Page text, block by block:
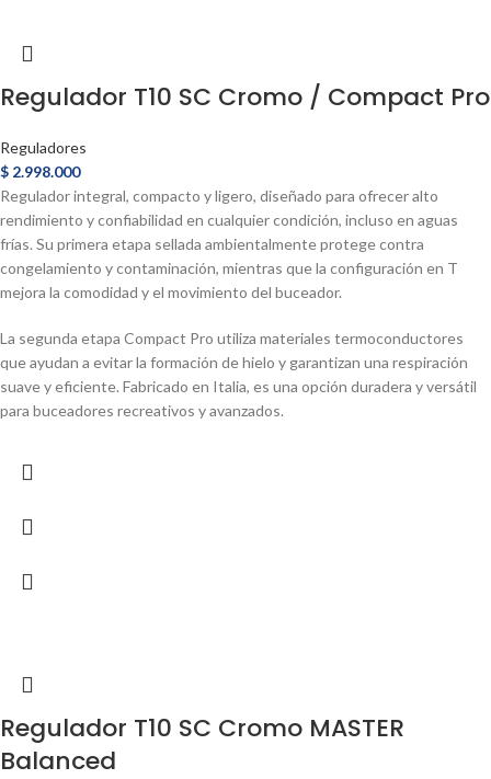
Regulador T10 SC Cromo / Compact Pro
Reguladores
$ 2.998.000
Regulador integral, compacto y ligero, diseñado para ofrecer alto
rendimiento y confiabilidad en cualquier condición, incluso en aguas
frías. Su primera etapa sellada ambientalmente protege contra
congelamiento y contaminación, mientras que la configuración en T
mejora la comodidad y el movimiento del buceador.
La segunda etapa Compact Pro utiliza materiales termoconductores
que ayudan a evitar la formación de hielo y garantizan una respiración
suave y eficiente. Fabricado en Italia, es una opción duradera y versátil
para buceadores recreativos y avanzados.
Regulador T10 SC Cromo MASTER
Balanced